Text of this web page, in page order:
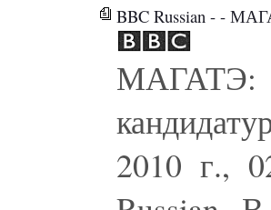
BBC Russian - -
2010 г.,